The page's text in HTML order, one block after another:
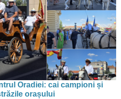
Oradiei: cai campioni și
orașului